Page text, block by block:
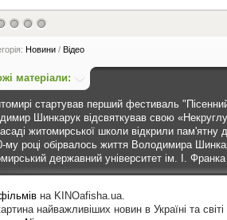
Новини / Відео
матеріали:
стартував перший фестиваль
Шинкарук відсвяткував свою
житомирської школи відкрили
му році обірвалось життя Володимира
державний університет ім. І. Франка
на KINOafisha.ua.
найважливіших новин в Україні та світі